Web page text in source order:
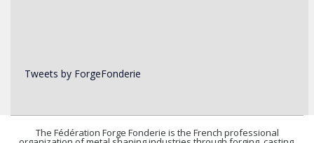
Tweets by ForgeFonderie
The Fédération Forge Fonderie is the French professional